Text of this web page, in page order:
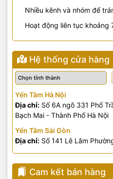
Nhiều kênh và nhóm để
Hoạt động liên tục khoảng
Hệ thống cửa hàng
Yến Tâm Hà Nội
Địa chỉ: Số 6A ngõ 331 Phố
Bạch Mai - Thành Phố Hà Nội
Yến Tâm Sài Gòn
Địa chỉ: Số 141 Lê Lâm
Cam kết bán hàng